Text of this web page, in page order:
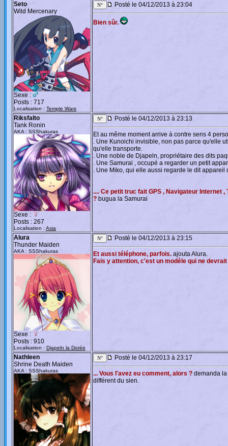
Seto
Wild Mercenary
Sexe :
Posts : 717
Localisation : Temple Wars
Posté le 04/12/2013 à 23:04
Bien sûr.
Riksfalto
Tank Ronin
AKA : SSShakuras
Sexe :
Posts : 267
Localisation : Asia
Posté le 04/12/2013 à 23:13
Et au même moment arrive à contre sens 4
. Une Kunoichi invisible, non pas parce qu'elle
qu'elle transporte.
. Une noble de Djapeln, propriétaire des dits
. Une Samurai , occupé a regarder un petit
. Une Miko, qui elle aussi regarde le dit appareil
.... Ce petit truc fait GPS , Navigateur Internet
? bugua la Samurai
Alura
Thunder Maiden
AKA : SSShakuras
Sexe :
Posts : 910
Localisation : Djapeln la Dorée
Posté le 04/12/2013 à 23:15
Et aussi téléphone, parfois. ajouta Alura.
Fais y attention, c'est un modèle qui ne
Nathleen
Shrine Death Maiden
AKA : SSShakuras
Posté le 04/12/2013 à 23:17
... Vous l'avez eu comment, alors ? demanda
différent du sien.